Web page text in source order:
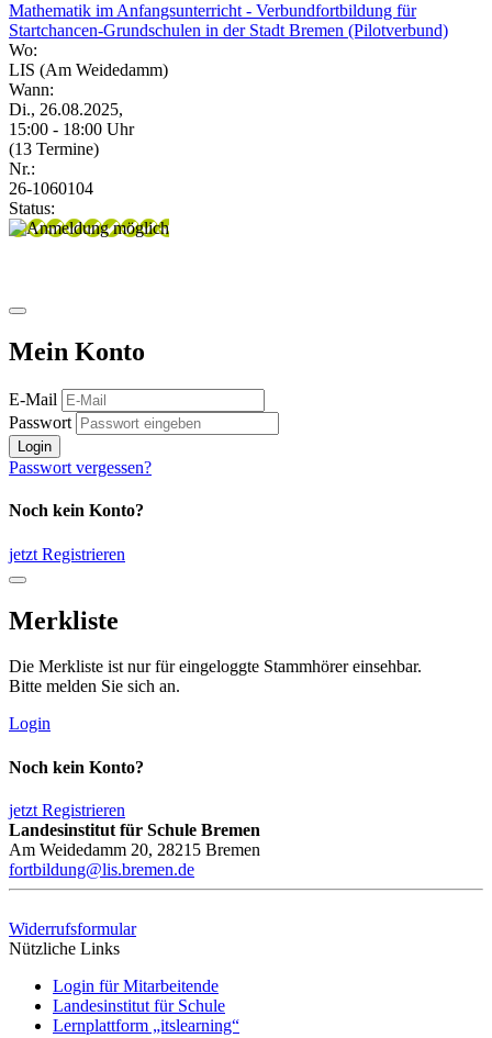
Mathematik im Anfangsunterricht - Verbundfortbildung für
Startchancen-Grundschulen in der Stadt Bremen (Pilotverbund)
Wo:
LIS (Am Weidedamm)
Wann:
Di., 26.08.2025,
15:00 - 18:00 Uhr
(13 Termine)
Nr.:
26-1060104
Status:
Mein Konto
E-Mail
Passwort
Login
Passwort vergessen?
Noch kein Konto?
jetzt Registrieren
Merkliste
Die Merkliste ist nur für eingeloggte Stammhörer einsehbar.
Bitte melden Sie sich an.
Login
Noch kein Konto?
jetzt Registrieren
Landesinstitut für Schule Bremen
Am Weidedamm 20, 28215 Bremen
fortbildung@lis.bremen.de
Widerrufsformular
Nützliche Links
Login für Mitarbeitende
Landesinstitut für Schule
Lernplattform „itslearning“